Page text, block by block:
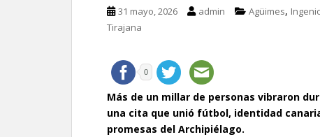
31 mayo, 2026 admin Agüimes,
Tirajana
0
Más de un millar de personas vibraron
una cita que unió fútbol, identidad
promesas del Archipiélago.